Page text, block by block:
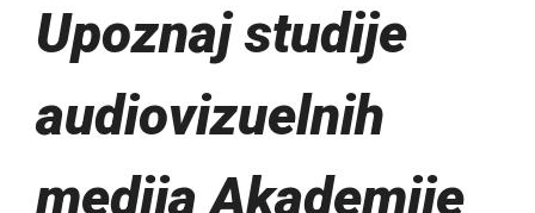
Upoznaj studije
audiovizuelnih
medija Akademije